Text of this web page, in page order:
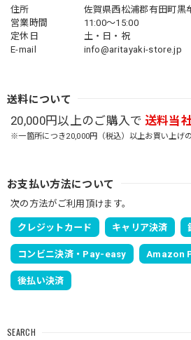
住所
佐賀県西松浦郡有田町黒
営業時間
11:00～15:00
定休日
土・日・祝
E-mail
info@aritayaki-store.jp
送料について
20,000円以上のご購入で 送料当
※一箇所につき20,000円（税込）以上お買い上げ
お支払い方法について
次の方法がご利用頂けます。
クレジットカード キャリア決済
コンビニ決済・Pay-easy Amazon
後払い決済
SEARCH